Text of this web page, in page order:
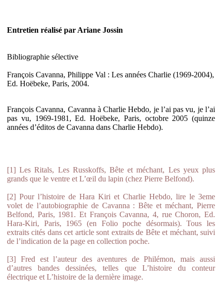
Entretien réalisé par Ariane Jossin
Bibliographie sélective
François Cavanna, Philippe Val : Les années Charlie (1969-2004),
Ed. Hoëbeke, Paris, 2004.
François Cavanna, Cavanna à Charlie Hebdo, je l’ai pas vu, je l’ai
pas vu, 1969-1981, Ed. Hoëbeke, Paris, octobre 2005 (quinze
années d’éditos de Cavanna dans Charlie Hebdo).
[1] Les Ritals, Les Russkoffs, Bête et méchant, Les yeux plus
grands que le ventre et L’œil du lapin (chez Pierre Belfond).
[2] Pour l’histoire de Hara Kiri et Charlie Hebdo, lire le 3eme
volet de l’autobiographie de Cavanna : Bête et méchant, Pierre
Belfond, Paris, 1981. Et François Cavanna, 4, rue Choron, Ed.
Hara-Kiri, Paris, 1965 (en Folio poche désormais). Tous les
extraits cités dans cet article sont extraits de Bête et méchant, suivi
de l’indication de la page en collection poche.
[3] Fred est l’auteur des aventures de Philémon, mais aussi
d’autres bandes dessinées, telles que L’histoire du conteur
électrique et L’histoire de la dernière image.